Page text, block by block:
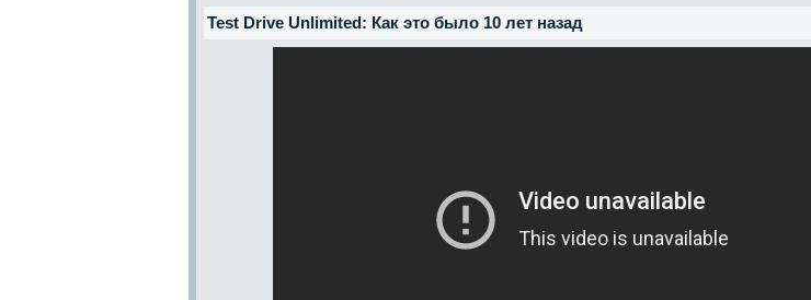
Test Drive Unlimited: Как это было 10 лет назад